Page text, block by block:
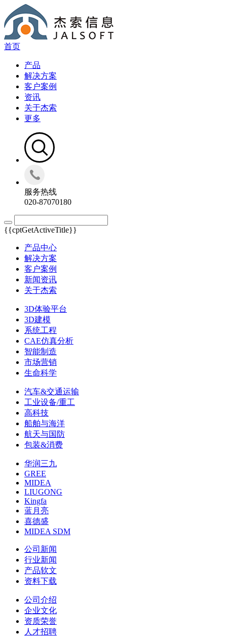
首页
产品
解决方案
客户案例
资讯
关于杰索
更多
服务热线
020-87070180
{{cptGetActiveTitle}}
产品中心
解决方案
客户案例
新闻资讯
关于杰索
3D体验平台
3D建模
系统工程
CAE仿真分析
智能制造
市场营销
生命科学
汽车&交通运输
工业设备/重工
高科技
船舶与海洋
航天与国防
包装&消费
华润三九
GREE
MIDEA
LIUGONG
Kingfa
蓝月亮
喜德盛
MIDEA SDM
公司新闻
行业新闻
产品软文
资料下载
公司介绍
企业文化
资质荣誉
人才招聘